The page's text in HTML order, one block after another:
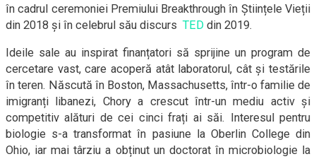
în cadrul ceremoniei Premiului Breakthrough în Științele Vieții
din 2018 și în celebrul său discurs TED din 2019.
Ideile sale au inspirat finanțatori să sprijine un program de
cercetare vast, care acoperă atât laboratorul, cât și testările
în teren. Născută în Boston, Massachusetts, într-o familie de
imigranți libanezi, Chory a crescut într-un mediu activ și
competitiv alături de cei cinci frați ai săi. Interesul pentru
biologie s-a transformat în pasiune la Oberlin College din
Ohio, iar mai târziu a obținut un doctorat în microbiologie la